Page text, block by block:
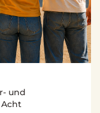
und